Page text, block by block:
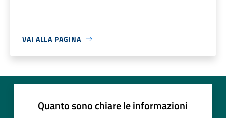
VAI ALLA PAGINA
Quanto sono chiare le informazioni